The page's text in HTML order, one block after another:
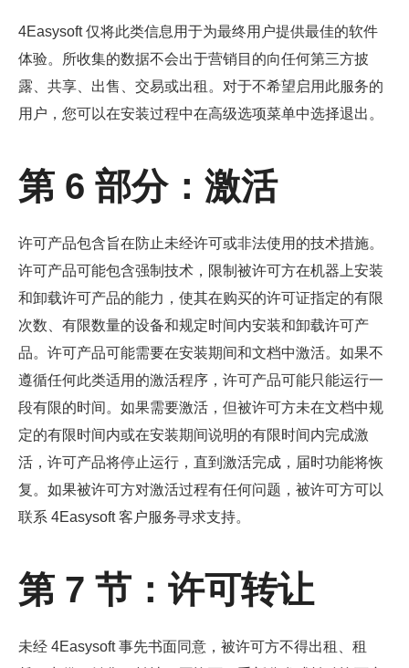
4Easysoft 仅将此类信息用于为最终用户提供最佳的软件
体验。所收集的数据不会出于营销目的向任何第三方披
露、共享、出售、交易或出租。对于不希望启用此服务的
用户，您可以在安装过程中在高级选项菜单中选择退出。
第 6 部分：激活
许可产品包含旨在防止未经许可或非法使用的技术措施。
许可产品可能包含强制技术，限制被许可方在机器上安装
和卸载许可产品的能力，使其在购买的许可证指定的有限
次数、有限数量的设备和规定时间内安装和卸载许可产
品。许可产品可能需要在安装期间和文档中激活。如果不
遵循任何此类适用的激活程序，许可产品可能只能运行一
段有限的时间。如果需要激活，但被许可方未在文档中规
定的有限时间内或在安装期间说明的有限时间内完成激
活，许可产品将停止运行，直到激活完成，届时功能将恢
复。如果被许可方对激活过程有任何问题，被许可方可以
联系 4Easysoft 客户服务寻求支持。
第 7 节：许可转让
未经 4Easysoft 事先书面同意，被许可方不得出租、租